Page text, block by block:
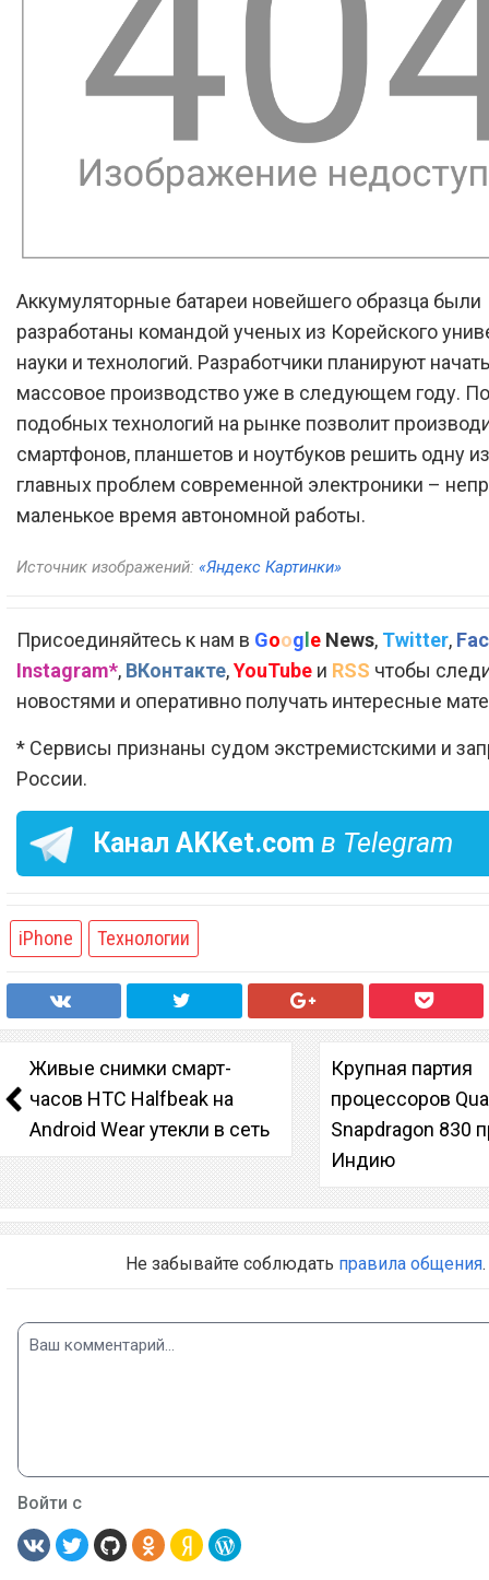
Аккумуляторные батареи новейшего образца были
разработаны командой ученых из Корейского
науки и технологий. Разработчики планируют
массовое производство уже в следующем году.
подобных технологий на рынке позволит
смартфонов, планшетов и ноутбуков решить одну
главных проблем современной электроники –
маленькое время автономной работы.
Источник изображений: «Яндекс Картинки»
Присоединяйтесь к нам в Goog e News, Twitter,
Instagram*, ВКонтакте,YouTube и RSS чтобы
новостями и оперативно получать интересные
* Сервисы признаны судом экстремистскими и
России.
Канал AKKet.com в Telegram
iPhone Технологии
Живые снимки смарт-
часов HTC Halfbeak на
Android Wear утекли в сеть
Крупная партия
процессоров
Snapdragon 830
Индию
Не забывайте соблюдать правила общения.
Войти с